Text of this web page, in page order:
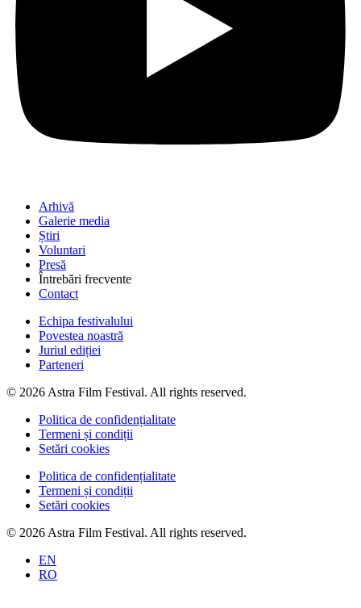
Arhivă
Galerie media
Știri
Voluntari
Presă
Întrebări frecvente
Contact
Echipa festivalului
Povestea noastră
Juriul ediției
Parteneri
© 2026 Astra Film Festival. All rights reserved.
Politica de confidențialitate
Termeni și condiții
Setări cookies
Politica de confidențialitate
Termeni și condiții
Setări cookies
© 2026 Astra Film Festival. All rights reserved.
EN
RO